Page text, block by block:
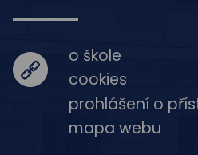
o škole
cookies
prohlášení o
mapa webu